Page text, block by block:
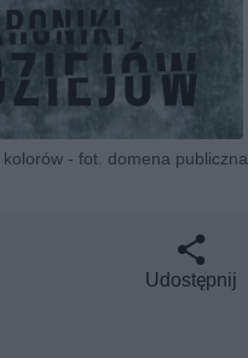
- fot. domena publiczna
Udostępnij